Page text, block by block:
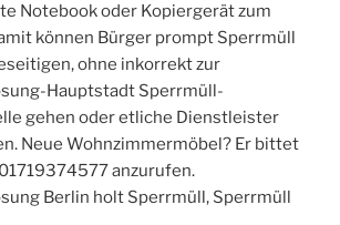
Notebook oder Kopiergerät zum
können Bürger prompt Sperrmüll
ohne inkorrekt zur
Hauptstadt Sperrmüll-
gehen oder etliche Dienstleister
Neue Wohnzimmermöbel? Er bittet
anzurufen.
Berlin holt Sperrmüll, Sperrmüll